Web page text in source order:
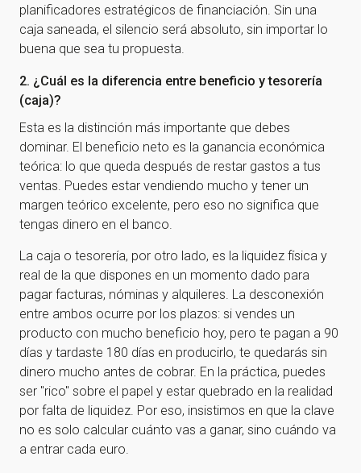
planificadores estratégicos de financiación. Sin una
caja saneada, el silencio será absoluto, sin importar lo
buena que sea tu propuesta.
2. ¿Cuál es la diferencia entre beneficio y tesorería
(caja)?
Esta es la distinción más importante que debes
dominar. El beneficio neto es la ganancia económica
teórica: lo que queda después de restar gastos a tus
ventas. Puedes estar vendiendo mucho y tener un
margen teórico excelente, pero eso no significa que
tengas dinero en el banco.
La caja o tesorería, por otro lado, es la liquidez física y
real de la que dispones en un momento dado para
pagar facturas, nóminas y alquileres. La desconexión
entre ambos ocurre por los plazos: si vendes un
producto con mucho beneficio hoy, pero te pagan a 90
días y tardaste 180 días en producirlo, te quedarás sin
dinero mucho antes de cobrar. En la práctica, puedes
ser "rico" sobre el papel y estar quebrado en la realidad
por falta de liquidez. Por eso, insistimos en que la clave
no es solo calcular cuánto vas a ganar, sino cuándo va
a entrar cada euro.